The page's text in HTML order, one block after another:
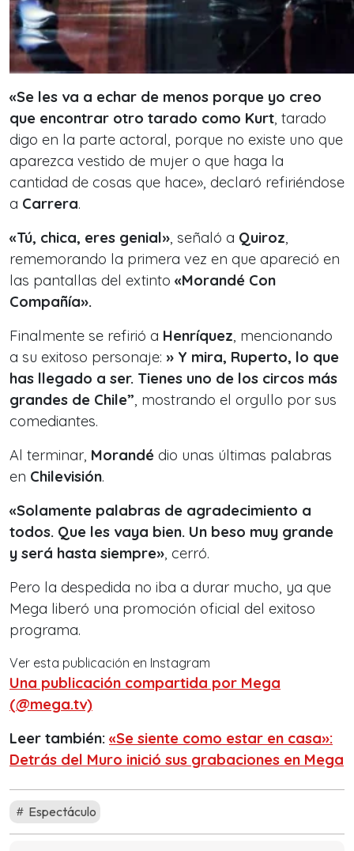
«Se les va a echar de menos porque yo creo
que encontrar otro tarado como Kurt, tarado
digo en la parte actoral, porque no existe uno que
aparezca vestido de mujer o que haga la
cantidad de cosas que hace», declaró refiriéndose
a Carrera.
«Tú, chica, eres genial», señaló a Quiroz,
rememorando la primera vez en que apareció en
las pantallas del extinto «Morandé Con
Compañía».
Finalmente se refirió a Henríquez, mencionando
a su exitoso personaje: » Y mira, Ruperto, lo que
has llegado a ser. Tienes uno de los circos más
grandes de Chile”, mostrando el orgullo por sus
comediantes.
Al terminar, Morandé dio unas últimas palabras
en Chilevisión.
«Solamente palabras de agradecimiento a
todos. Que les vaya bien. Un beso muy grande
y será hasta siempre», cerró.
Pero la despedida no iba a durar mucho, ya que
Mega liberó una promoción oficial del exitoso
programa.
Ver esta publicación en Instagram
Una publicación compartida por Mega
(@mega.tv)
Leer también: «Se siente como estar en casa»:
Detrás del Muro inició sus grabaciones en Mega
Espectáculo